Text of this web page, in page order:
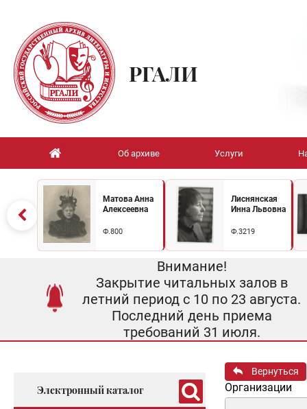
РГАЛИ
Об архиве Услуги
Матова Анна
Алексеевна
Ф.800
Лиснянская
Инна Львовна
Ф.3219
Внимание!
Закрытие читальных залов в
летний период с 10 по 23 августа.
Последний день приема
требований 31 июля.
Электронный каталог
Вернуться
Организации